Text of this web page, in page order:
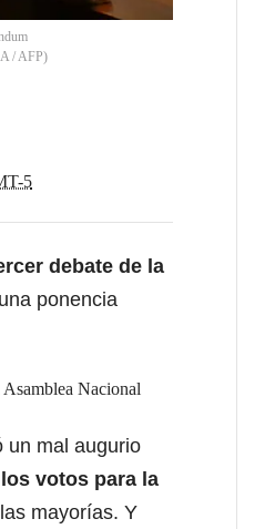
/ AFP)
5
debate de la
ponencia
Nacional
un mal augurio
votos para la
mayorías. Y